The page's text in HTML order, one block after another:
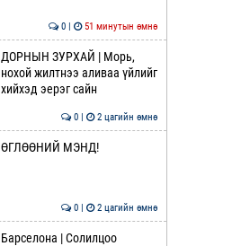
0 | 51 минутын өмнө
ДОРНЫН ЗУРХАЙ | Морь,
нохой жилтнээ аливаа үйлийг
хийхэд эерэг сайн
0 | 2 цагийн өмнө
ӨГЛӨӨНИЙ МЭНД!
0 | 2 цагийн өмнө
Барселона | Солилцоо